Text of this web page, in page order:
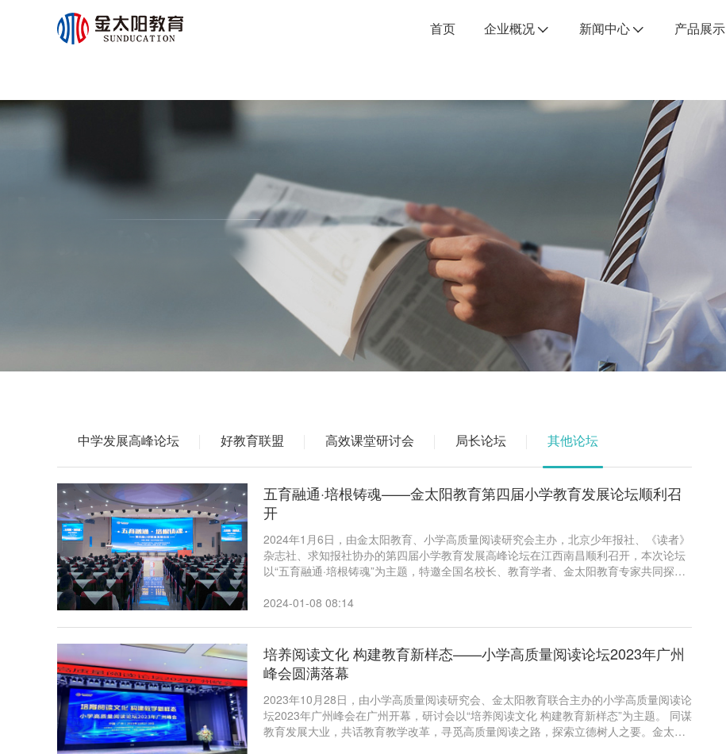
首页 企业概况 新闻中心 产品展示
中学发展高峰论坛 好教育联盟 高效课堂研讨会 局长论坛 其他论坛
五育融通·培根铸魂——金太阳教育第四届小学教育发展论坛顺利召
开
2024年1月6日，由金太阳教育、小学高质量阅读研究会主办，北京少年报社、《读者》
杂志社、求知报社协办的第四届小学教育发展高峰论坛在江西南昌顺利召开，本次论坛
以“五育融通·培根铸魂”为主题，特邀全国名校长、教育学者、金太阳教育专家共同探讨
力。来自全国各地的教育局局长、小学校长、教研室主任等200余人出席本次论坛。
2024-01-08 08:14
培养阅读文化 构建教育新样态——小学高质量阅读论坛2023年广州
峰会圆满落幕
2023年10月28日，由小学高质量阅读研究会、金太阳教育联合主办的小学高质量阅读论
坛2023年广州峰会在广州开幕，研讨会以“培养阅读文化 构建教育新样态”为主题。 同谋
教育发展大业，共话教育教学改革，寻觅高质量阅读之路，探索立德树人之要。金太阳